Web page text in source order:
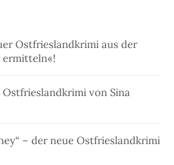
Ostfrieslandkrimi aus der
ermitteln«!
Ostfrieslandkrimi von Sina
– der neue Ostfrieslandkrimi